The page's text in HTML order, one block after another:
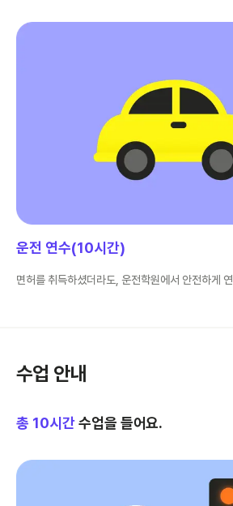
운전 연수(10시간)
면허를 취득하셨더라도, 운전학원에서 안전하게
수업 안내
총 10시간 수업을 들어요.